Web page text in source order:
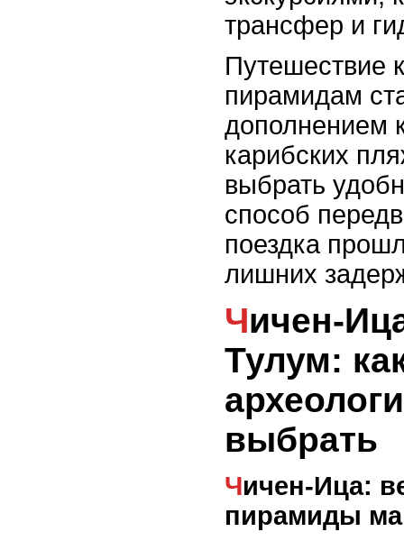
трансфер и
Путешествие
пирамидам
дополнением
карибских
выбрать
способ
поездка
лишних
Чичен-Ица, Ушмаль или
Тулум:
выбрать
Чичен-Ица: величественные
пирамиды